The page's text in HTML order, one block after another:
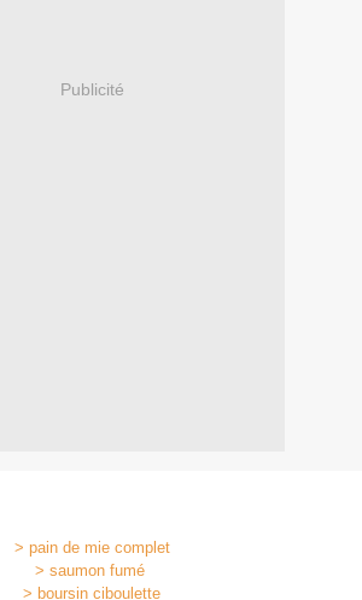
Publicité
> pain de mie complet
> saumon fumé
> boursin ciboulette